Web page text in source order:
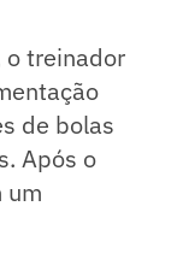
treinador
de bolas
Após o
um